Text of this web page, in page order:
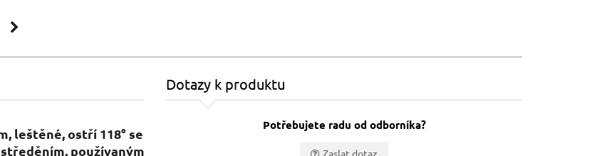
leštěné, ostří 118° se
používaným
Dotazy k produktu
Potřebujete radu od odborníka?
Zaslat dotaz